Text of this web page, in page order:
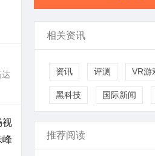
视
相关资讯
资讯 评测 VR游
黑科技 国际新闻
推荐阅读